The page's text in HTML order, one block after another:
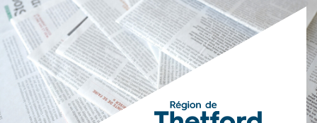
submenu (Visiteurs )
submenu (Nouvelles )
submenu (Documentation )